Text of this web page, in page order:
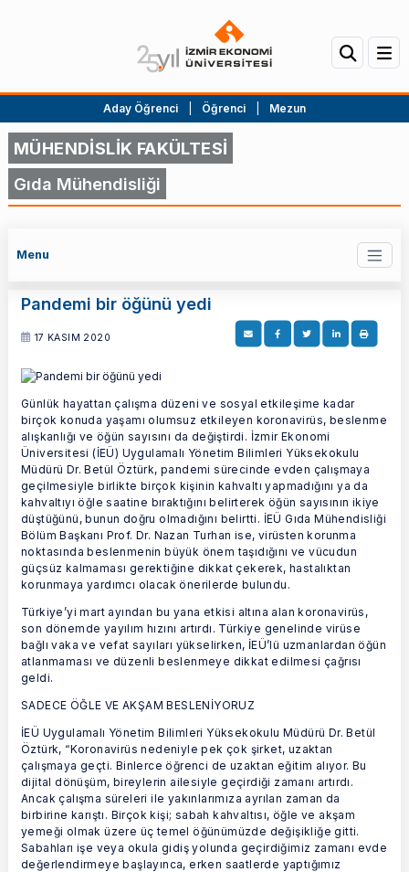
Aday Öğrenci Öğrenci Mezun
MÜHENDİSLİK FAKÜLTESİ
Gıda Mühendisliği
Menu
Pandemi bir öğünü yedi
17 KASIM 2020
Günlük hayattan çalışma düzeni ve sosyal etkileşime kadar
birçok konuda yaşamı olumsuz etkileyen koronavirüs, beslenme
alışkanlığı ve öğün sayısını da değiştirdi. İzmir Ekonomi
Üniversitesi (İEÜ) Uygulamalı Yönetim Bilimleri Yüksekokulu
Müdürü Dr. Betül Öztürk, pandemi sürecinde evden çalışmaya
geçilmesiyle birlikte birçok kişinin kahvaltı yapmadığını ya da
kahvaltıyı öğle saatine bıraktığını belirterek öğün sayısının ikiye
düştüğünü, bunun doğru olmadığını belirtti. İEÜ Gıda Mühendisliği
Bölüm Başkanı Prof. Dr. Nazan Turhan ise, virüsten korunma
noktasında beslenmenin büyük önem taşıdığını ve vücudun
güçsüz kalmaması gerektiğine dikkat çekerek, hastalıktan
korunmaya yardımcı olacak önerilerde bulundu.
Türkiye’yi mart ayından bu yana etkisi altına alan koronavirüs,
son dönemde yayılım hızını artırdı. Türkiye genelinde virüse
bağlı vaka ve vefat sayıları yükselirken, İEÜ’lü uzmanlardan öğün
atlanmaması ve düzenli beslenmeye dikkat edilmesi çağrısı
geldi.
SADECE ÖĞLE VE AKŞAM BESLENİYORUZ
İEÜ Uygulamalı Yönetim Bilimleri Yüksekokulu Müdürü Dr. Betül
Öztürk, “Koronavirüs nedeniyle pek çok şirket, uzaktan
çalışmaya geçti. Binlerce öğrenci de uzaktan eğitim alıyor. Bu
dijital dönüşüm, bireylerin ailesiyle geçirdiği zamanı artırdı.
Ancak çalışma süreleri ile yakınlarımıza ayrılan zaman da
birbirine karıştı. Birçok kişi; sabah kahvaltısı, öğle ve akşam
yemeği olmak üzere üç temel öğünümüzde değişikliğe gitti.
Sabahları işe veya okula gidiş yolunda geçirdiğimiz zamanı evde
değerlendirmeye başlayınca, erken saatlerde yaptığımız